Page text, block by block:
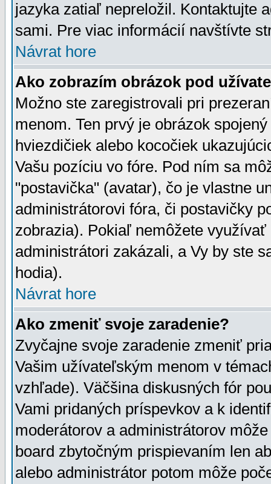
jazyka zatiaľ nepreložil. Kontaktujte
sami. Pre viac informácií navštívte
Návrat hore
Ako zobrazím obrázok pod
Možno ste zaregistrovali pri
menom. Ten prvý je obrázok
hviezdičiek alebo kocočiek
Vašu pozíciu vo fóre. Pod ním sa
"postavička" (avatar), čo je vlastne
administrátorovi fóra, či postavičky
zobrazia). Pokiaľ nemôžete
administrátori zakázali, a Vy by ste
hodia).
Návrat hore
Ako zmeniť svoje zaradenie?
Zvyčajne svoje zaradenie zmeniť
Vašim užívateľským menom v
vzhľade). Väčšina diskusných fór
Vami pridaných príspevkov a k
moderátorov a administrátorov
board zbytočným prispievaním len
alebo administrátor potom môže